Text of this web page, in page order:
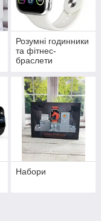
Розумні годинники
та фітнес-
браслети
Набори